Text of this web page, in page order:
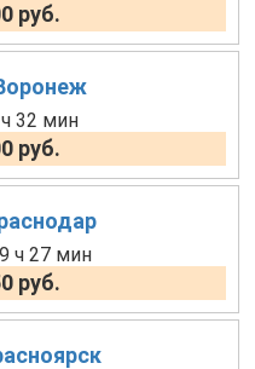
руб.
32 мин
руб.
ч 27 мин
руб.